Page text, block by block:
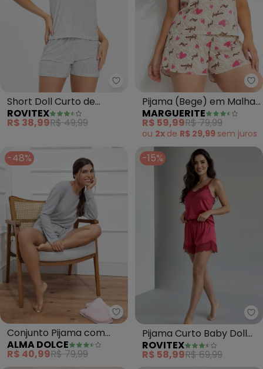
Rovitex - Short Doll Curto de
Short Doll Curto de
Liganete Bella Ana
(Bege)
ROVITEX
R$ 38,99R$ 49,99
Pijama (Bege) em Malha
de Algodão
MARGUERITE
R$ 59,99R$ 79,99
ou 2x de R$ 29,99 sem juros
-48%
Alma Dolce - Conjunto Pijama
Conjunto Pijama com
Detalhe nas Costas
(Cinza)
ALMA DOLCE
R$ 40,99R$ 79,99
-15%
Pijama Curto Baby Doll
Poliamida Damana
(Vermelho)
ROVITEX
R$ 58,99R$ 69,99